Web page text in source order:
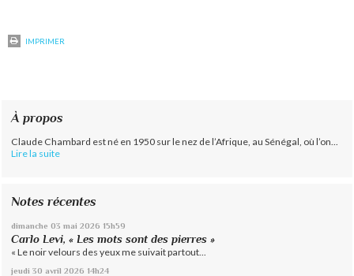
IMPRIMER
À propos
Claude Chambard est né en 1950 sur le nez de l’Afrique, au Sénégal, où l’on...
Lire la suite
Notes récentes
dimanche 03 mai 2026 15h59
Carlo Levi, « Les mots sont des pierres »
« Le noir velours des yeux me suivait partout...
jeudi 30 avril 2026 14h24